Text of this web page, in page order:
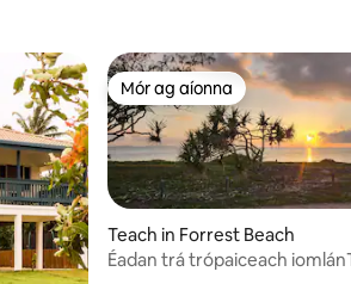
Mór ag aíonna
Mór ag aíonna
Teach in Forrest Beach
Éadan trá trópaiceach